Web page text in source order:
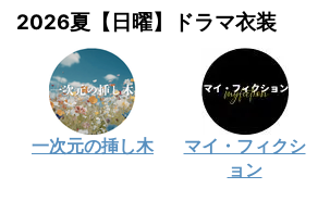
2026夏【日曜】ドラマ衣装
一次元の挿し木
マイ・フィクシ
ョン